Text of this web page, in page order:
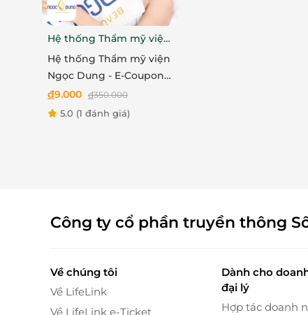
hiệu cao cấp, có chất lượng cao cùng với bộ
Hệ thống Thẩm mỹ viện
Ngọc Dung
Hệ thống Thẩm mỹ viện
Ngọc Dung - E-Coupon
ưu đãi trải nghiệm dịch
vụ Triệt lông nách hoặc
đ9.000 đ350.000
5.0 (1 đánh giá)
Công ty cổ phần truyền thông
Về chúng tôi
Về LifeLink
Về LifeLink e-Ticket
Dành cho
đại lý
Hợp tác doanh